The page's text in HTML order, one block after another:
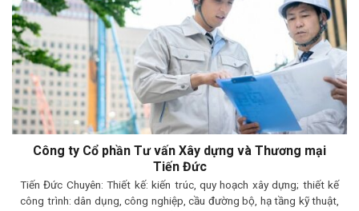
Công ty Cổ phần Tư vấn Xây dựng và Thương mại
Tiến Đức
Tiến Đức Chuyên: Thiết kế: kiến trúc, quy hoạch xây dựng; thiết kế
công trình: dân dụng, công nghiệp, cầu đường bộ, hạ tầng kỹ thuật,